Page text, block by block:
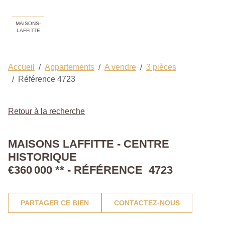
MAISONS-
LAFFITTE
Accueil Appartements A vendre
3 pièces
Référence 4723
Retour à la recherche
MAISONS LAFFITTE - CENTRE
HISTORIQUE
€360 000 ** - RÉFÉRENCE 4723
PARTAGER CE BIEN CONTACTEZ-NOUS